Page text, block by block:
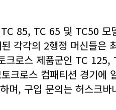
85, TC 65 및 TC50 모
각각의 2행정 머신들은
크로스 제품군인 TC
크로스 컴패티션 경기에
며, 구입 문의는 허스크바